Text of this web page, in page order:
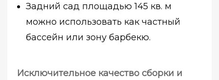
Задний сад площадью 145 кв. м
можно использовать как частный
бассейн или зону барбекю.
Исключительное качество сборки и